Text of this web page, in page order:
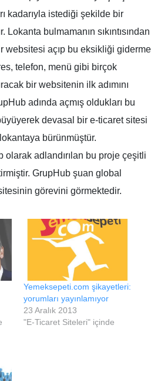
kadarıyla istediği şekilde bir
Lokanta bulmamanın sıkıntısından
websitesi açıp bu eksikliği giderme
telefon, menü gibi birçok
bir websitenin ilk adımını
adında açmış oldukları bu
devasal bir e-ticaret sitesi
bürünmüştür.
olarak adlandırılan bu proje çeşitli
GrupHub şuan global
görevini görmektedir.
Yemeksepeti.com şikayetleri:
yorumları yayınlamıyor
23 Aralık 2013
"E-Ticaret Siteleri" içinde